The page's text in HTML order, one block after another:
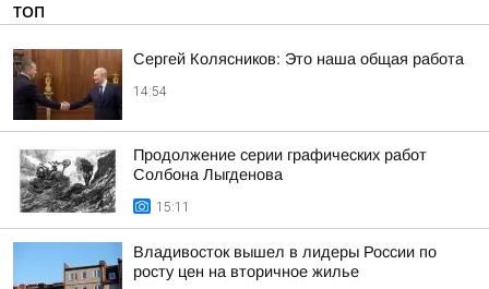
ТОП
Сергей Колясников: Это наша общая работа
14:54
Продолжение серии графических работ
Солбона Лыгденова
15:11
Владивосток вышел в лидеры России по
росту цен на вторичное жилье